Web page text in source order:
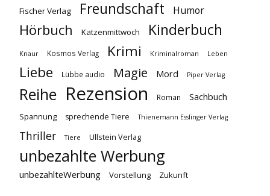
Fischer Verlag Freundschaft Humor
Hörbuch Katzenmittwoch Kinderbuch
Knaur Kosmos Verlag Krimi Kriminalroman Leben
Liebe Lübbe audio Magie Mord Piper Verlag
Reihe Rezension Roman Sachbuch
Spannung sprechende Tiere Thienemann Esslinger Verlag
Thriller Tiere Ullstein Verlag
unbezahlte Werbung
unbezahlteWerbung Vorstellung Zukunft